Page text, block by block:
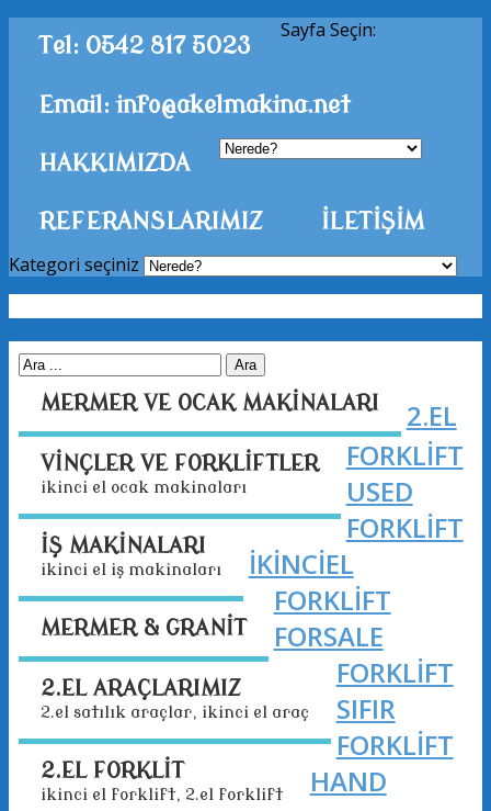
Tel: 0542 817 5023
Email: info@akelmakina.net
HAKKIMIZDA
REFERANSLARIMIZ İLETİŞİM
Sayfa Seçin:
Kategori seçiniz
MERMER VE OCAK MAKİNALARI
VİNÇLER VE FORKLİFTLER
i̇ki̇nci̇ el ocak maki̇nalari
İŞ MAKİNALARI
i̇ki̇nci̇ el i̇ş maki̇nalari
MERMER & GRANİT
2.EL ARAÇLARIMIZ
2.el satılık araçlar, ikinci el araç
2.EL FORKLİT
ikinci el forklift, 2.el forklift
2.EL
FORKLİFT
USED
FORKLİFT
İKİNCİEL
FORKLİFT
FORSALE
FORKLİFT
SIFIR
FORKLİFT
HAND